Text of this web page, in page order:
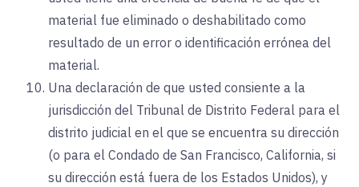
material fue eliminado o deshabilitado como
resultado de un error o identificación errónea del
material.
Una declaración de que usted consiente a la
jurisdicción del Tribunal de Distrito Federal para el
distrito judicial en el que se encuentra su dirección
(o para el Condado de San Francisco, California, si
su dirección está fuera de los Estados Unidos), y